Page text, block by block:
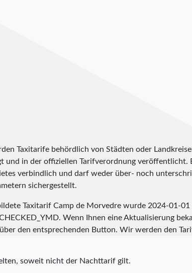
Taxitarife behördlich von Städten oder
und in der offiziellen Tarifverordnung veröffentlicht.
verbindlich und darf weder über- noch
sichergestellt.
Taxitarif Camp de Morvedre wurde 2024-01-01
. Wenn Ihnen eine Aktualisierung
den entsprechenden Button. Wir werden den
soweit nicht der Nachttarif gilt.